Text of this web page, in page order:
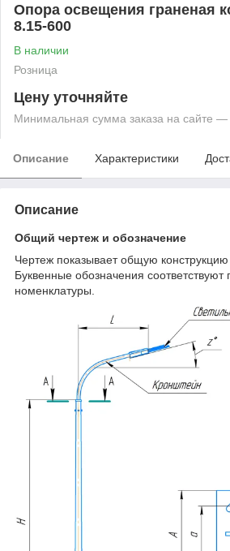
Опора освещения граненая
8.15-600
В наличии
Розница
Цену уточняйте
Минимальная сумма заказа на сайте
Описание Характеристики
Описание
Общий чертеж и обозначение
Чертеж показывает общую
Буквенные обозначения
номенклатуры.